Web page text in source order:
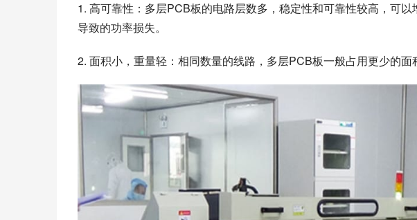
1. 高可靠性：多层PCB板的电路层数多，稳定性和可靠性较高，可
导致的功率损失。
2. 面积小，重量轻：相同数量的线路，多层PCB板一般占用更少的面